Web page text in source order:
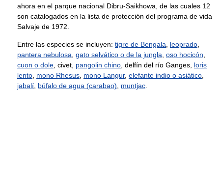
ahora en el parque nacional Dibru-Saikhowa, de las cuales 12
son catalogados en la lista de protección del programa de vida
Salvaje de 1972.
Entre las especies se incluyen: tigre de Bengala leoprado
pantera nebulosa gato selvático o de la jungla oso hocicón
cuon o dole , civet, pangolin chino , delfín del río Ganges, loris
lento mono Rhesus mono Langur, elefante indio o asiático
jabalí búfalo de agua (carabao) muntjac